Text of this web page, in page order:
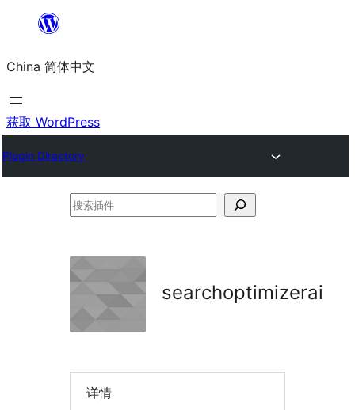
内
容
China 简体中文
获取 WordPress
Plugin Directory
搜
searchoptimizerai
详情